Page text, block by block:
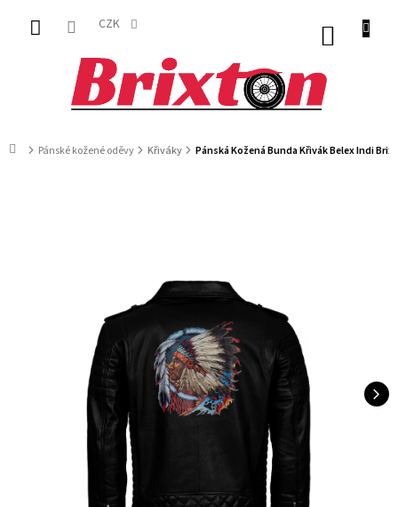
obsah
CZK
DomůPánské kožené oděvy Křiváky Pánská Kožená Bunda Křivák Belex Indi